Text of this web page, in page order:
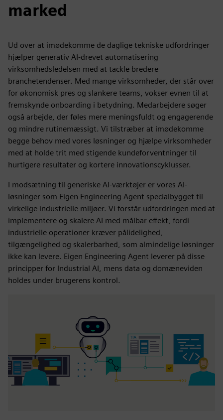
marked
Ud over at imødekomme de daglige tekniske udfordringer
hjælper generativ AI-drevet automatisering
virksomhedsledelsen med at tackle bredere
branchetendenser. Med mange virksomheder, der står over
for økonomisk pres og slankere teams, vokser evnen til at
fremskynde onboarding i betydning. Medarbejdere søger
også arbejde, der føles mere meningsfuldt og engagerende
og mindre rutinemæssigt. Vi tilstræber at imødekomme
begge behov med vores løsninger og hjælpe virksomheder
med at holde trit med stigende kundeforventninger til
hurtigere resultater og kortere innovationscyklusser.
I modsætning til generiske AI-værktøjer er vores AI-
løsninger som Eigen Engineering Agent specialbygget til
virkelige industrielle miljøer. Vi forstår udfordringen med at
implementere og skalere AI med målbar effekt, fordi
industrielle operationer kræver pålidelighed,
tilgængelighed og skalerbarhed, som almindelige løsninger
ikke kan levere. Eigen Engineering Agent leverer på disse
principper for Industrial AI, mens data og domæneviden
holdes under brugerens kontrol.